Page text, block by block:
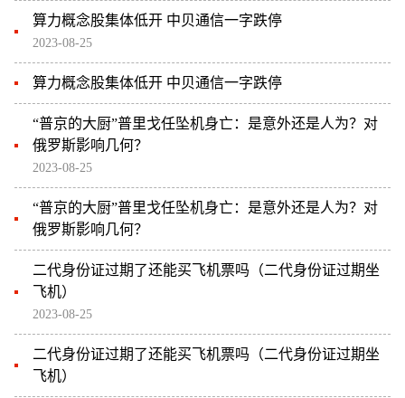
算力概念股集体低开 中贝通信一字跌停
2023-08-25
算力概念股集体低开 中贝通信一字跌停
“普京的大厨”普里戈任坠机身亡：是意外还是人为？对
俄罗斯影响几何？
2023-08-25
“普京的大厨”普里戈任坠机身亡：是意外还是人为？对
俄罗斯影响几何？
二代身份证过期了还能买飞机票吗（二代身份证过期坐
飞机）
2023-08-25
二代身份证过期了还能买飞机票吗（二代身份证过期坐
飞机）